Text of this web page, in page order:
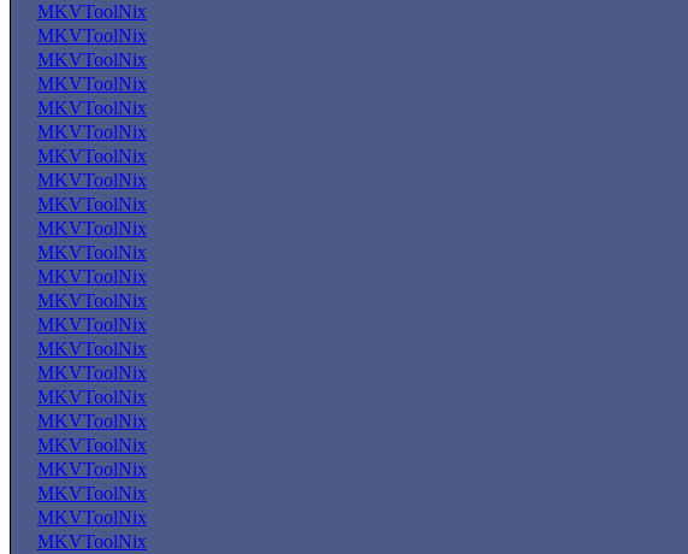
MKVToolNix
MKVToolNix
MKVToolNix
MKVToolNix
MKVToolNix
MKVToolNix
MKVToolNix
MKVToolNix
MKVToolNix
MKVToolNix
MKVToolNix
MKVToolNix
MKVToolNix
MKVToolNix
MKVToolNix
MKVToolNix
MKVToolNix
MKVToolNix
MKVToolNix
MKVToolNix
MKVToolNix
MKVToolNix
MKVToolNix